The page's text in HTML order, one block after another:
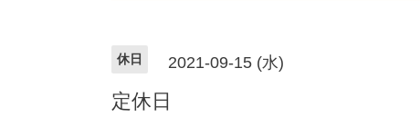
休日 2021-09-15 (水)
定休日